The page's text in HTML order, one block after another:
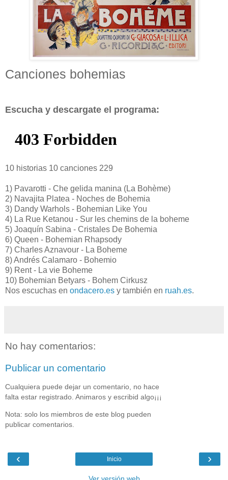
Canciones bohemias
Escucha y descargate el programa:
10 historias 10 canciones 229
1) Pavarotti - Che gelida manina (La Bohème)
2) Navajita Platea - Noches de Bohemia
3) Dandy Warhols - Bohemian Like You
4) La Rue Ketanou - Sur les chemins de la boheme
5) Joaquín Sabina - Cristales De Bohemia
6) Queen - Bohemian Rhapsody
7) Charles Aznavour - La Boheme
8) Andrés Calamaro - Bohemio
9) Rent - La vie Boheme
10) Bohemian Betyars - Bohem Cirkusz
Nos escuchas en ondacero.es y también en ruah.es.
No hay comentarios:
Publicar un comentario
Cualquiera puede dejar un comentario, no hace
falta estar registrado. Animaros y escribid algo¡¡¡
Nota: solo los miembros de este blog pueden
publicar comentarios.
‹ ›
Inicio
Ver versión web